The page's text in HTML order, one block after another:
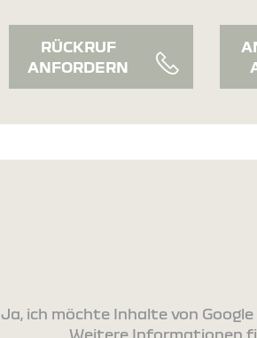
RÜCKRUF
ANFORDERN
Ja, ich möchte Inhalte von
Weitere Informationen